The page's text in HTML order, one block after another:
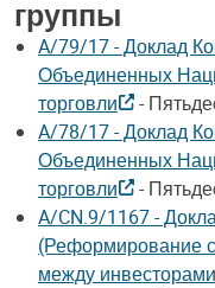
группы
A/79/17 - Доклад
Объединенных
торговли
-
A/78/17 - Доклад
Объединенных
торговли
-
A/CN.9/1167 -
(Реформирование
между